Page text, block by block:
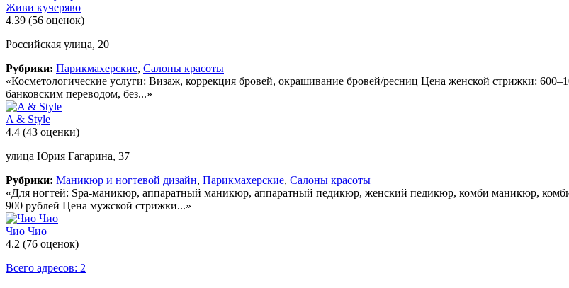
Живи кучеряво
4.39 (56 оценок)
Российская улица, 20
Рубрики: Парикмахерские, Салоны красоты
«Косметологические услуги: Визаж, коррекция бровей, окрашивание бровей/ресниц Цена женской стрижки:
банковским переводом, без...»
A & Style
4.4 (43 оценки)
улица Юрия Гагарина, 37
Рубрики: Маникюр и ногтевой дизайн, Парикмахерские, Салоны красоты
«Для ногтей: Spa-маникюр, аппаратный маникюр, аппаратный педикюр, женский педикюр, комби маникюр,
900 рублей Цена мужской стрижки...»
Чио Чио
4.2 (76 оценок)
Всего адресов: 2